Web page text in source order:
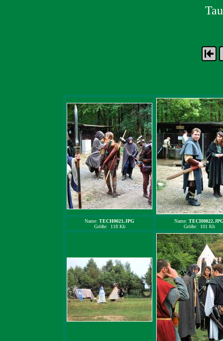
Name: TECH0021.JPG
Größe: 118 Kb
Name:
Größe: 101 Kb